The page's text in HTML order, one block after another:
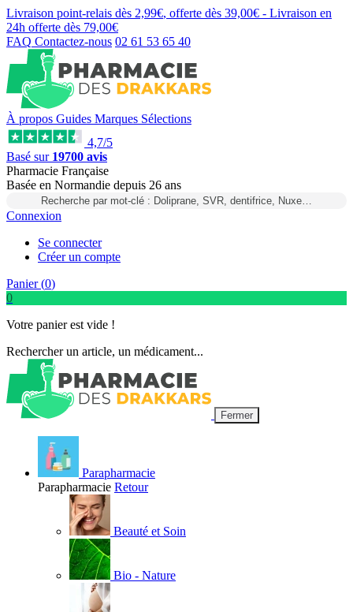
Livraison point-relais dès 2,99€, offerte dès 39,00€ - Livraison en
24h offerte dès 79,00€
FAQ Contactez-nous 02 61 53 65 40
À propos Guides Marques Sélections
4,7/5
Basé sur 19700 avis
Pharmacie Française
Basée en Normandie depuis 26 ans
Recherche par mot-clé : Doliprane, SVR, dentifrice, Nuxe…
Connexion
Se connecter
Créer un compte
Panier (0)
0
Votre panier est vide !
Rechercher un article, un médicament...
Fermer
Parapharmacie
Parapharmacie Retour
Beauté et Soin
Bio - Nature